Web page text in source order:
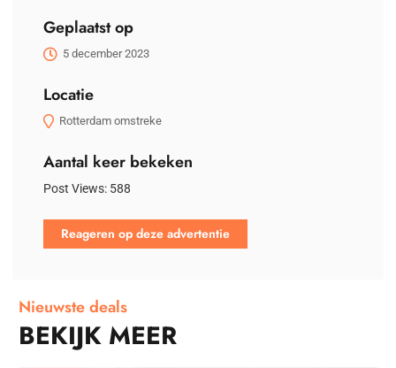
Geplaatst op
5 december 2023
Locatie
Rotterdam omstreke
Aantal keer bekeken
Post Views: 588
Reageren op deze advertentie
Nieuwste deals
BEKIJK MEER